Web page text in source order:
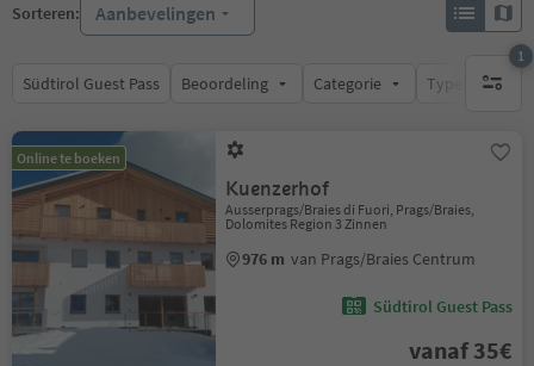
Sorteren: Aanbevelingen
Südtirol Guest Pass Beoordeling Categorie Type catering
1
1
Online te boeken
Kuenzerhof
Ausserprags/Braies di Fuori, Prags/Braies,
Dolomites Region 3 Zinnen
976 m van Prags/Braies Centrum
Südtirol Guest Pass
vanaf 35€